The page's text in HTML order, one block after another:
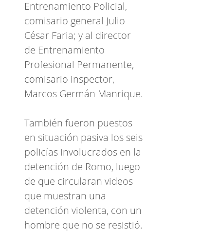
Entrenamiento Policial,
comisario general Julio
César Faria; y al director
de Entrenamiento
Profesional Permanente,
comisario inspector,
Marcos Germán Manrique.
También fueron puestos
en situación pasiva los seis
policías involucrados en la
detención de Romo, luego
de que circularan videos
que muestran una
detención violenta, con un
hombre que no se resistió.